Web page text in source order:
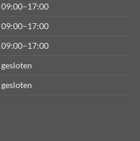
09:00–17:00
09:00–17:00
09:00–17:00
gesloten
gesloten